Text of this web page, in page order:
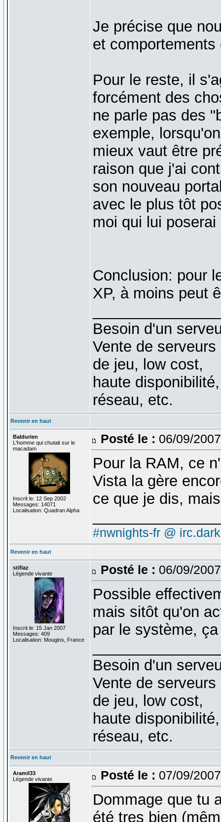
Je précise que
et
Pour le reste, il
forcément des
ne parle pas des
exemple,
mieux vaut être
raison que j'ai
son nouveau
avec le plus tôt
moi qui lui
Conclusion: pour
XP, à moins peut
Besoin d'un
Vente de
de jeu, low cost,
haute
réseau, etc.
Revenir en haut
Baldurien
L'homme qui chutait sur le
macadam
Inscrit le: 12 Sep 2002
Messages: 14071
Localisation: Quadran Alpha
Posté le : 06/09/
Pour la RAM, ce
Vista la gère
ce que je dis,
#nwnights-fr @
Revenir en haut
stiflaz
Légende vivante
Inscrit le: 15 Jan 2007
Messages: 409
Localisation: Mougins, France
Posté le : 06/09/
Possible
mais sitôt qu'on
par le système,
Besoin d'un
Vente de
de jeu, low cost,
haute
réseau, etc.
Revenir en haut
Aramil33
Légende vivante
Posté le : 07/09/
Dommage que tu
été tres bien